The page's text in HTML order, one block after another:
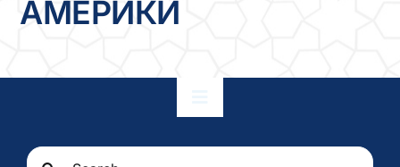
АМЕРИКИ
Search